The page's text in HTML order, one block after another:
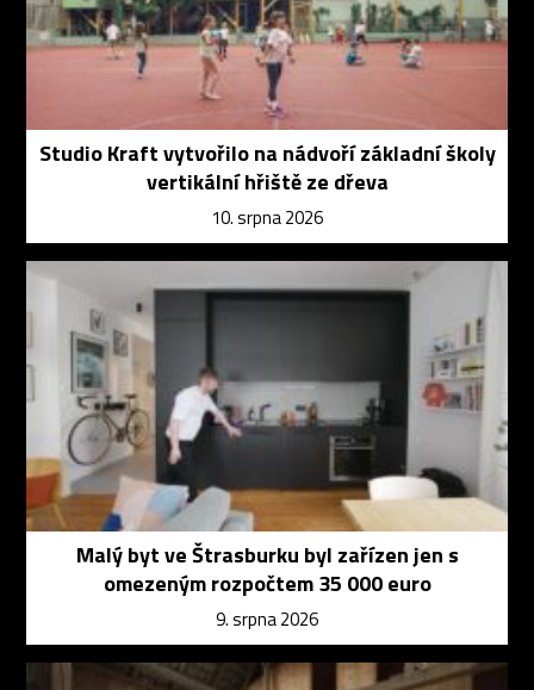
Studio Kraft vytvořilo na nádvoří základní školy
vertikální hřiště ze dřeva
10. srpna 2026
Malý byt ve Štrasburku byl zařízen jen s
omezeným rozpočtem 35 000 euro
9. srpna 2026